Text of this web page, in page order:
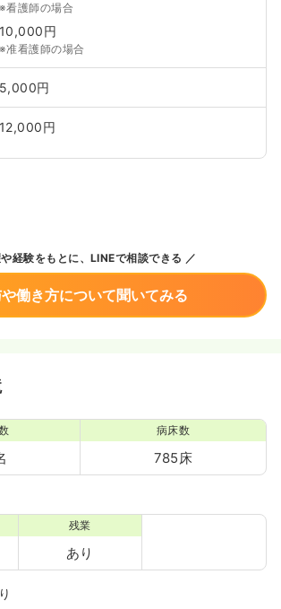
※看護師の場合
10,000円
※准看護師の場合
5,000円
12,000円
経験をもとに、LINEで相談できる
働き方について聞いてみる
病床数
785床
残業
あり